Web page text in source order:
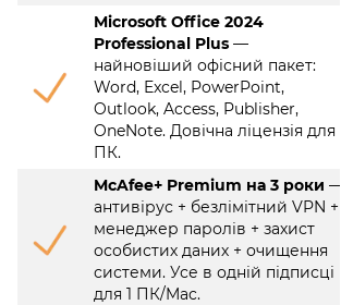
Microsoft Office 2024
Professional Plus —
найновіший офісний пакет:
Word, Excel, PowerPoint,
Outlook, Access, Publisher,
OneNote. Довічна ліцензія для 1
ПК.
McAfee+ Premium на 3 роки —
антивірус + безлімітний VPN +
менеджер паролів + захист
особистих даних + очищення
системи. Усе в одній підписці
для 1 ПК/Mac.